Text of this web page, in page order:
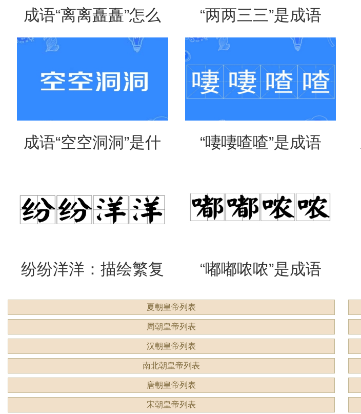
成语“离离矗矗”怎么 “两两三三”是成语
成语“空空洞洞”是什 “啛啛喳喳”是成语
纷纷洋洋：描绘繁复
景象的生动成语
“嘟嘟哝哝”是成语
吗？用来形容什么？
夏朝皇帝列表
周朝皇帝列表
汉朝皇帝列表
南北朝皇帝列表
唐朝皇帝列表
宋朝皇帝列表